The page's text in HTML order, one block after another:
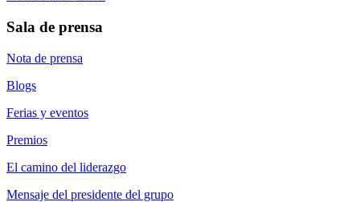
Sala de prensa
Nota de prensa
Blogs
Ferias y eventos
Premios
El camino del liderazgo
Mensaje del presidente del grupo